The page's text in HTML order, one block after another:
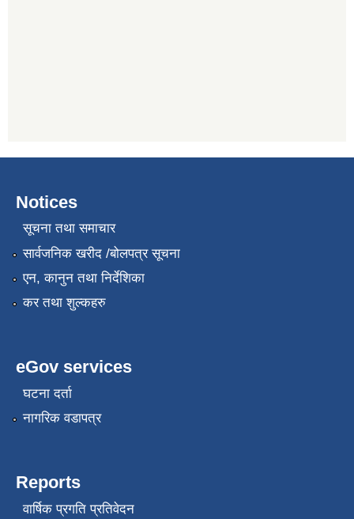
Notices
सूचना तथा समाचार
सार्वजनिक खरीद /बोलपत्र सूचना
एन, कानुन तथा निर्देशिका
कर तथा शुल्कहरु
eGov services
घटना दर्ता
नागरिक वडापत्र
Reports
वार्षिक प्रगति प्रतिवेदन